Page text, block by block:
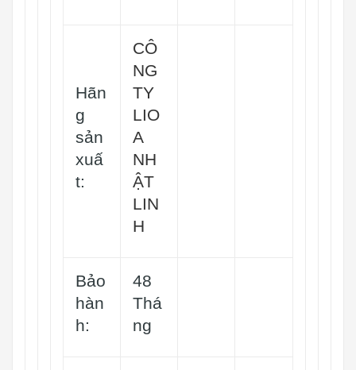
Hãn
g
sản
xuấ
t:
CÔ
NG
TY
LIO
A
NH
ẬT
LIN
H
Bảo
hàn
h:
48
Thá
ng